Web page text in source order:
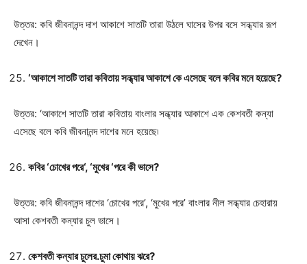
উত্তর: কবি জীবনানন্দ দাশ আকাশে সাতটি তারা উঠলে ঘাসের উপর বসে সন্ধ্যার রূপ
দেখেন।
‘আকাশে সাতটি তারা কবিতায় সন্ধ্যার আকাশে কে এসেছে বলে কবির মনে হয়েছে?
উত্তর: ‘আকাশে সাতটি তারা কবিতায় বাংলার সন্ধ্যার আকাশে এক কেশবতী কন্যা
এসেছে বলে কবি জীবনানন্দ দাশের মনে হয়েছে৷
কবির ‘চোখের পরে‘, ‘মুখের ‘পরে কী ভাসে?
উত্তর: কবি জীবনানন্দ দাশের ‘চোখের পরে’, ‘মুখের পরে’ বাংলার নীল সন্ধ্যার চেহারায়
আসা কেশবতী কন্যার চুল ভাসে।
কেশবতী কন্যার চুলের.চুমা কোথায় ঝরে?